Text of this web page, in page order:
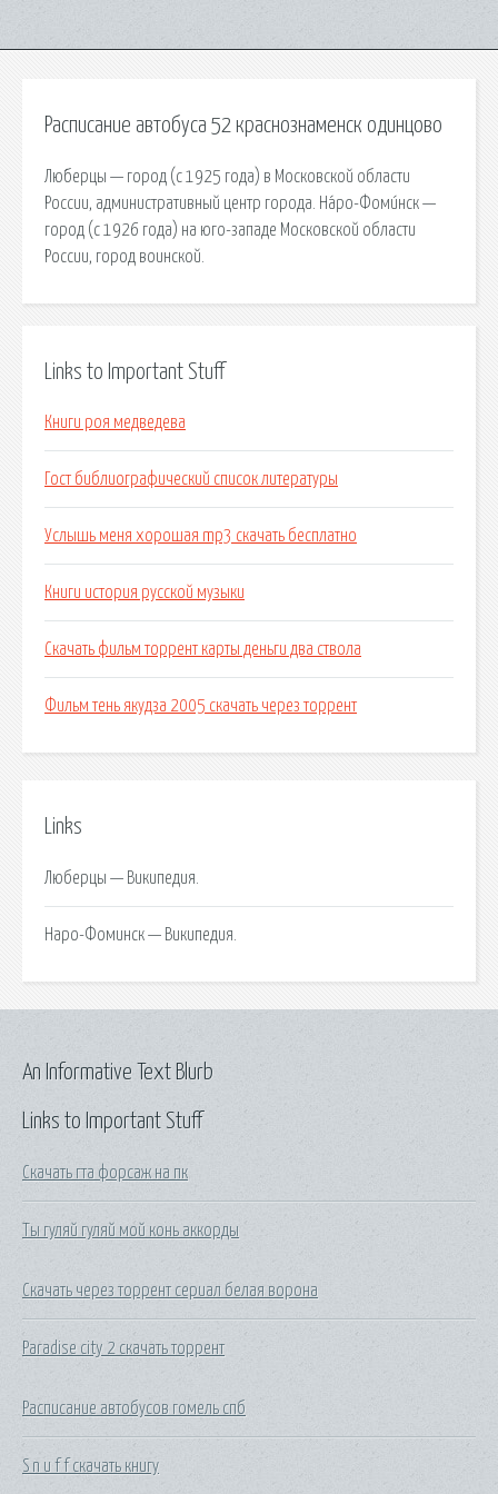
Расписание автобуса 52 краснознаменск одинцово
Лю́берцы — город (с 1925 года) в Московской области
России, административный центр города. На́ро-Фоми́нск —
город (с 1926 года) на юго-западе Московской области
России, город воинской.
Links to Important Stuff
Книги роя медведева
Гост библиографический список литературы
Услышь меня хорошая mp3 скачать бесплатно
Книги история русской музыки
Скачать фильм торрент карты деньги два ствола
Фильм тень якудза 2005 скачать через торрент
Links
Люберцы — Википедия.
Наро-Фоминск — Википедия.
Links to Important Stuff
Скачать гта форсаж на пк
Ты гуляй гуляй мой конь аккорды
Скачать через торрент сериал белая ворона
Paradise city 2 скачать торрент
Расписание автобусов гомель спб
S n u f f скачать книгу
An Informative Text Blurb